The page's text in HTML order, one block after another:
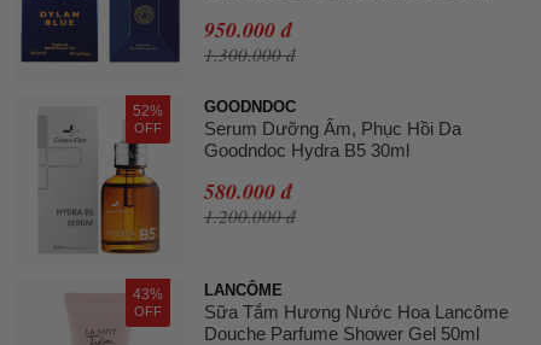
950.000 đ
1.300.000 đ
52%
OFF
GOODNDOC
Serum Dưỡng Ẩm, Phục Hồi Da
Goodndoc Hydra B5 30ml
580.000 đ
1.200.000 đ
43%
OFF
LANCÔME
Sữa Tắm Hương Nước Hoa Lancôme
Douche Parfume Shower Gel 50ml